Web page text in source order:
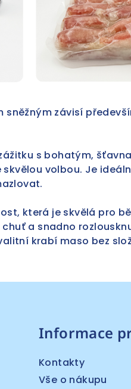
závisí
s bohatým,
volbou. Je
která je skvělá pro
a snadno
krabí maso bez
Informace
Kontakty
Vše o nákupu